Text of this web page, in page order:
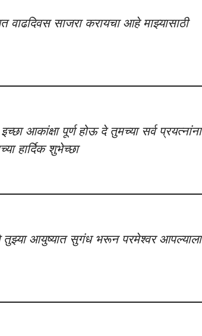
साजरा करायचा आहे माझ्यासाठी
आकांक्षा पूर्ण होऊ दे तुमच्या सर्व प्रयत्नांना
हार्दिक शुभेच्छा
आयुष्यात सुगंध भरून परमेश्वर आपल्याला